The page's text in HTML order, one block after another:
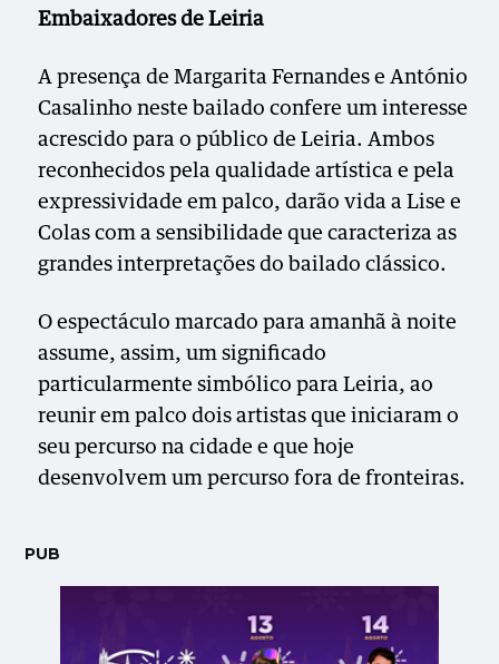
Embaixadores de Leiria
A presença de Margarita Fernandes e António
Casalinho neste bailado confere um interesse
acrescido para o público de Leiria. Ambos
reconhecidos pela qualidade artística e pela
expressividade em palco, darão vida a Lise e
Colas com a sensibilidade que caracteriza as
grandes interpretações do bailado clássico.
O espectáculo marcado para amanhã à noite
assume, assim, um significado
particularmente simbólico para Leiria, ao
reunir em palco dois artistas que iniciaram o
seu percurso na cidade e que hoje
desenvolvem um percurso fora de fronteiras.
PUB